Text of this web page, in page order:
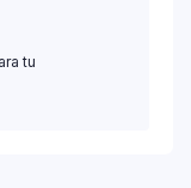
tu